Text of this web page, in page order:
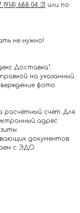
(914) 688 04 31 или по
не нужно!
Доставка".
на указанный
фото
расчётный счёт. Для
адрес
документов.
с ЭДО.